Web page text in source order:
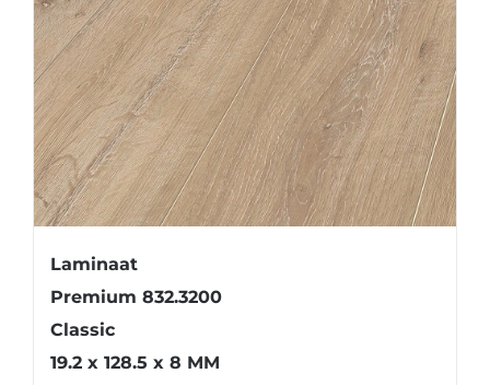
Laminaat
Premium 832.3200
Classic
19.2 x 128.5 x 8 MM